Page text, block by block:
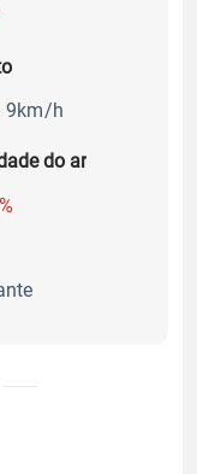
do ar
9km/h